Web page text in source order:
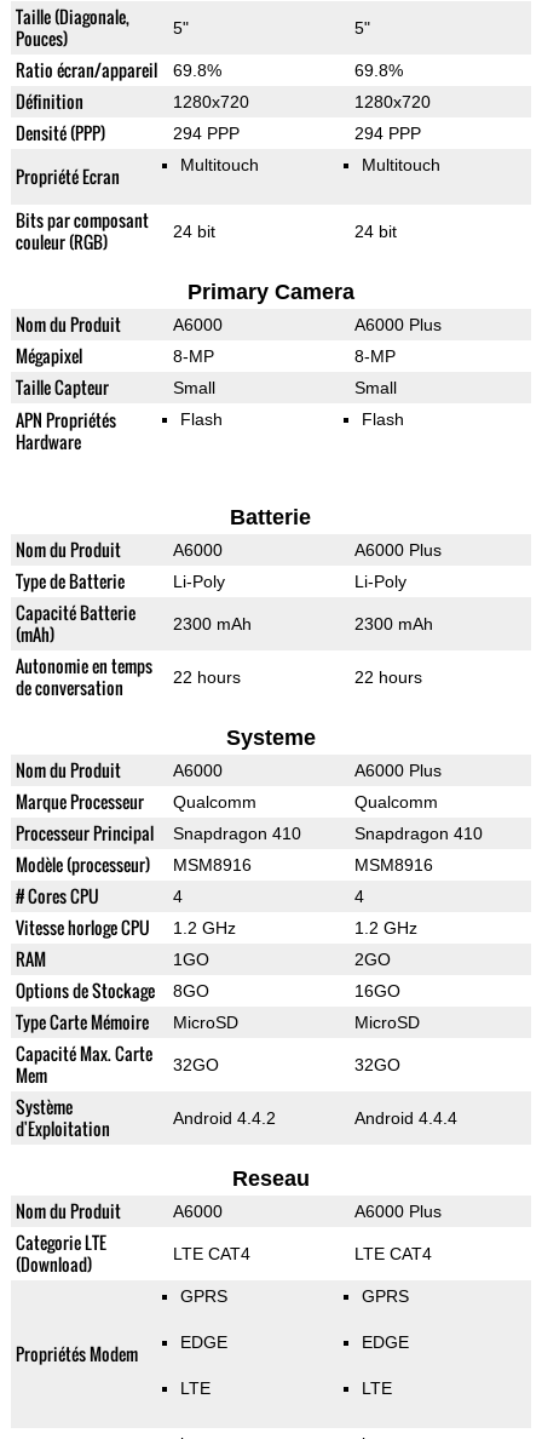
Taille (Diagonale,
Pouces)
5" 5"
Ratio écran/appareil 69.8% 69.8%
Définition 1280x720 1280x720
Densité (PPP) 294 PPP 294 PPP
Propriété Ecran Multitouch Multitouch
Bits par composant
couleur (RGB)
24 bit 24 bit
Primary Camera
Nom du Produit A6000 A6000 Plus
Mégapixel 8-MP 8-MP
Taille Capteur Small Small
APN Propriétés
Hardware
Flash Flash
Batterie
Nom du Produit A6000 A6000 Plus
Type de Batterie Li-Poly Li-Poly
Capacité Batterie
(mAh)
2300 mAh 2300 mAh
Autonomie en temps
de conversation
22 hours 22 hours
Systeme
Nom du Produit A6000 A6000 Plus
Marque Processeur Qualcomm Qualcomm
Processeur Principal Snapdragon 410 Snapdragon 410
Modèle (processeur) MSM8916 MSM8916
# Cores CPU 4 4
Vitesse horloge CPU 1.2 GHz 1.2 GHz
RAM 1GO 2GO
Options de Stockage 8GO 16GO
Type Carte Mémoire MicroSD MicroSD
Capacité Max. Carte
Mem
32GO 32GO
Système
d'Exploitation
Android 4.4.2 Android 4.4.4
Reseau
Nom du Produit A6000 A6000 Plus
Categorie LTE
(Download)
LTE CAT4 LTE CAT4
Propriétés Modem
GPRS
EDGE
LTE
GPRS
EDGE
LTE